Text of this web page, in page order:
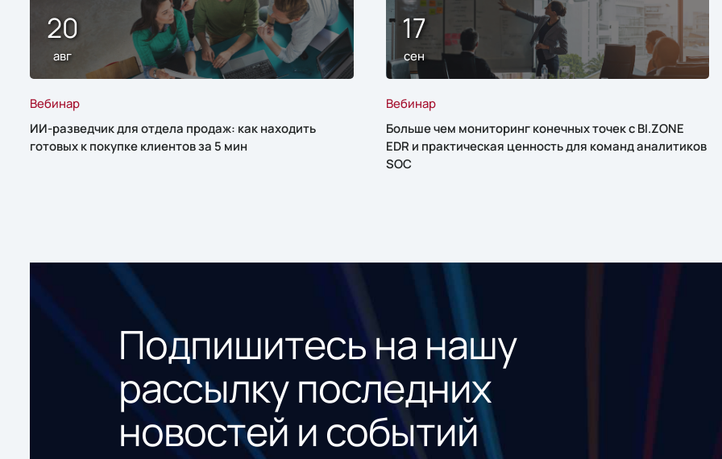
20
авг
Вебинар
ИИ-разведчик для отдела продаж: как находить
готовых к покупке клиентов за 5 мин
17
сен
Вебинар
Больше чем мониторинг конечных точек с BI.ZONE
EDR и практическая ценность для команд аналитиков
SOC
Подпишитесь на нашу
рассылку последних
новостей и событий